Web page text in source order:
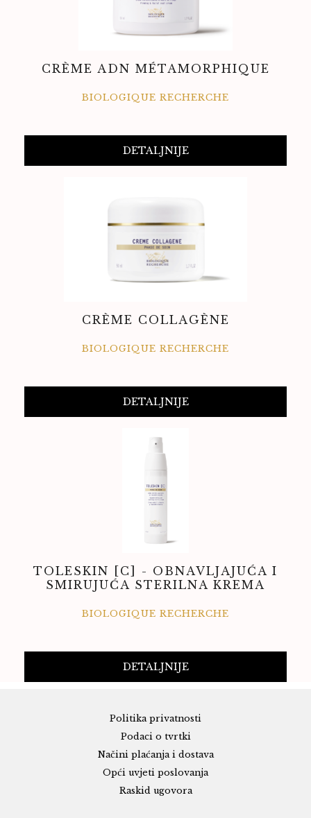
CRÈME ADN MÉTAMORPHIQUE
BIOLOGIQUE RECHERCHE
DETALJNIJE
CRÈME COLLAGÈNE
BIOLOGIQUE RECHERCHE
DETALJNIJE
TOLESKIN [C] - OBNAVLJAJUĆA I
SMIRUJUĆA STERILNA KREMA
BIOLOGIQUE RECHERCHE
DETALJNIJE
Politika privatnosti
Podaci o tvrtki
Načini plaćanja i dostava
Opći uvjeti poslovanja
Raskid ugovora